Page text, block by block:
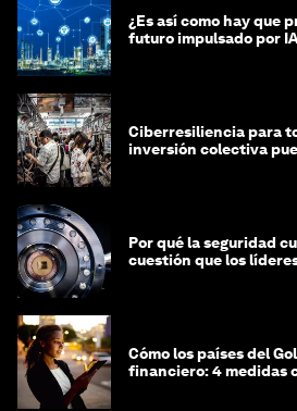
¿Es así como hay que
futuro impulsado por
Ciberresiliencia para
inversión colectiva
Por qué la seguridad
cuestión que los
Cómo los países del
financiero: 4 medidas